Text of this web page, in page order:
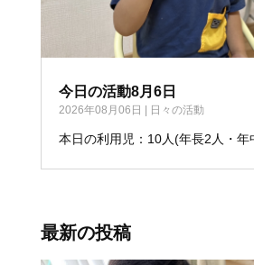
今日の活動8月6日
2026年08月06日 日々の活動
本日の利用児：10人(年長2人・年
最新の投稿